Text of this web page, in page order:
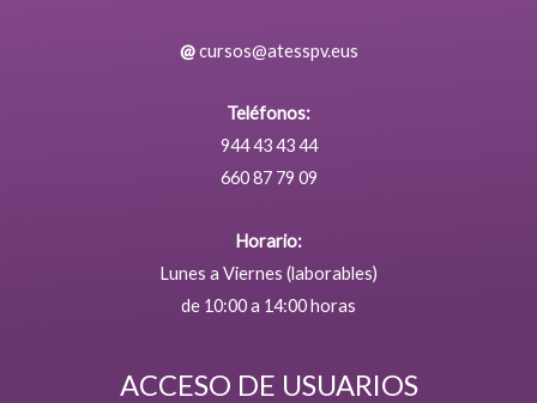
@ cursos@atesspv.eus
Teléfonos:
944 43 43 44
660 87 79 09
Horario:
Lunes a Viernes (laborables)
de 10:00 a 14:00 horas
ACCESO DE USUARIOS